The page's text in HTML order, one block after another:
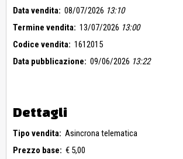
Data vendita: 08/07/2026 13:10
Termine vendita: 13/07/2026 13:00
Codice vendita: 1612015
Data pubblicazione: 09/06/2026 13:22
Dettagli
Tipo vendita: Asincrona telematica
Prezzo base: € 5,00